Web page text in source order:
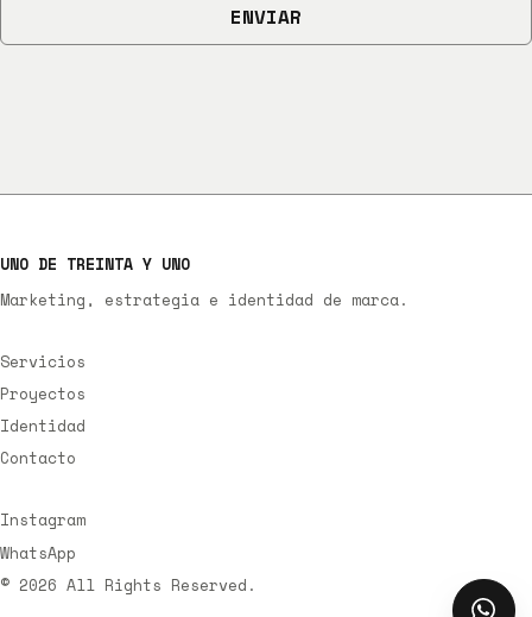
ENVIAR
UNO DE TREINTA Y UNO
Marketing, estrategia e identidad de marca.
Servicios
Proyectos
Identidad
Contacto
Instagram
WhatsApp
© 2026 All Rights Reserved.